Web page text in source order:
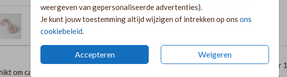
weergeven van gepersonaliseerde advertenties).
Je kunt jouw toestemming altijd wijzigen of intrekken op ons ons
cookiebeleid
Accepteren Weigeren
om ca. 25 kaarten mee te versieren.
Prijs:€ 3,25 per 1